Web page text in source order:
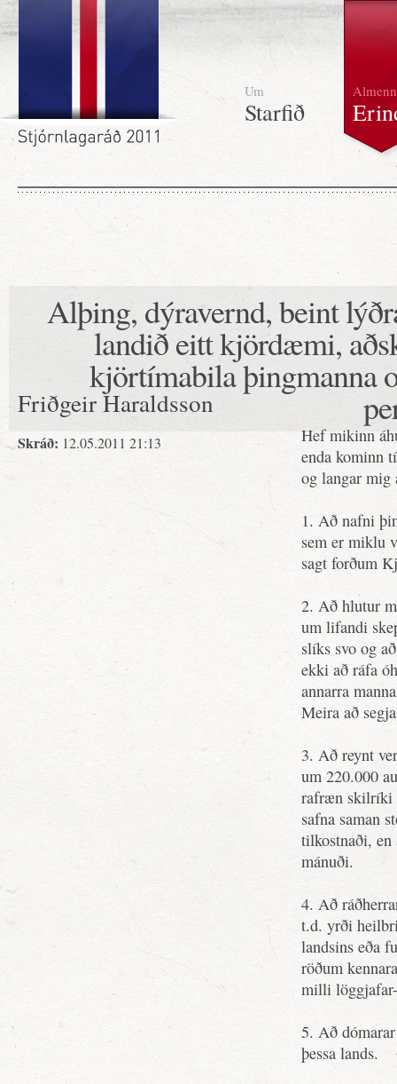
Um
Starfið
Almenn
Alþing, dýravernd, beint
landið eitt kjördæmi,
kjörtímabila þingmanna
Friðgeir Haraldsson
Skráð: 12.05.2011 21:13
Hef mikinn
enda kominn
og langar mig
1. Að nafni
sem er miklu
sagt forðum
2. Að hlutur
um lifandi
slíks svo og
ekki að ráfa
annarra
Meira að
3. Að reynt
um 220.000
rafræn skilríki
safna saman
tilkostnaði,
mánuði.
4. Að
t.d. yrði
landsins eða
röðum
milli
5. Að
þessa lands.